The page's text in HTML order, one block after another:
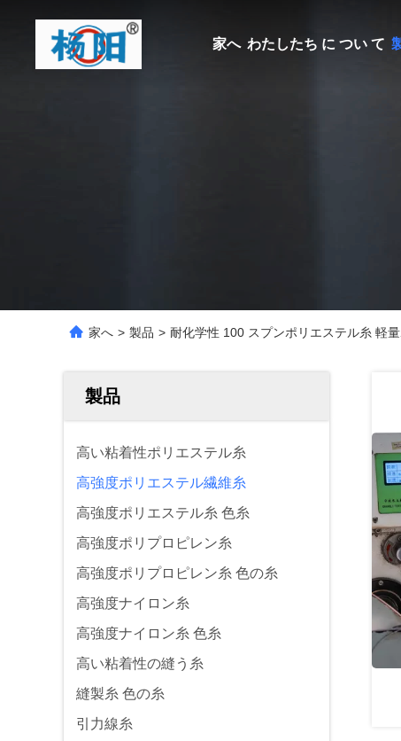
家へ わたしたち に つい て
家へ > 製品 > 耐化学性 100 スプンポリエステル糸 軽
製品
高い粘着性ポリエステル糸
高強度ポリエステル繊維糸
高強度ポリエステル糸 色糸
高強度ポリプロピレン糸
高強度ポリプロピレン糸 色の糸
高強度ナイロン糸
高強度ナイロン糸 色糸
高い粘着性の縫う糸
縫製糸 色の糸
引力線糸